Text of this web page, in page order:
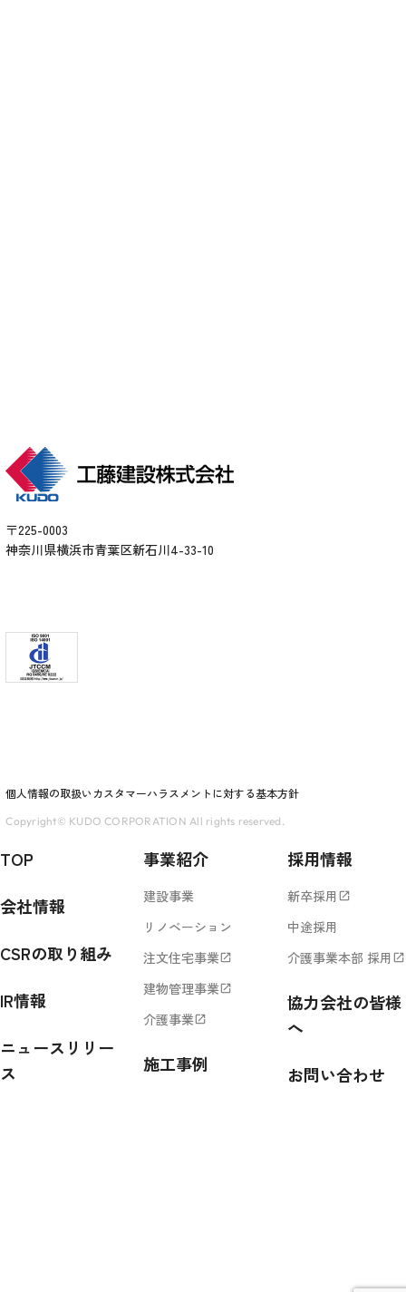
〒225-0003
神奈川県横浜市青葉区新石川4-33-10
個人情報の取扱い カスタマーハラスメントに対する基本方針
Copyright© KUDO CORPORATION All rights reserved.
TOP
会社情報
CSRの取り組み
IR情報
ニュースリリー
ス
事業紹介
建設事業
リノベーション
注文住宅事業 open_in_new
建物管理事業 open_in_new
介護事業 open_in_new
施工事例
採用情報
新卒採用 open_in_new
中途採用
介護事業本部 採用 open_in_new
協力会社の皆様
へ
お問い合わせ